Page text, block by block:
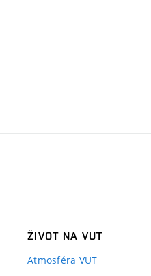
ŽIVOT NA VUT
Atmosféra VUT